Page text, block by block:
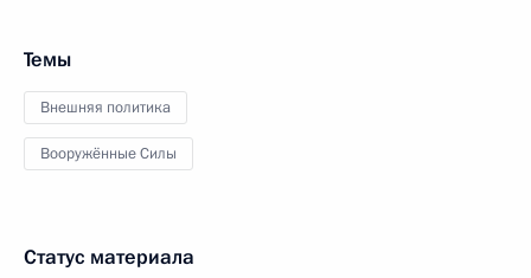
Темы
Внешняя политика
Вооружённые Силы
Статус материала